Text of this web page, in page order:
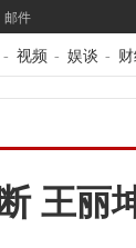
邮件
- 视频 - 娱谈 -
王丽